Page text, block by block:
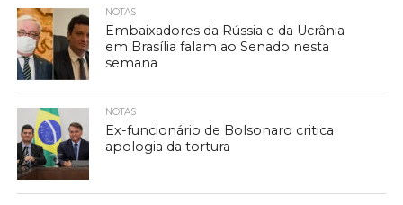
NOTAS
Embaixadores da Rússia e da Ucrânia
em Brasília falam ao Senado nesta
semana
NOTAS
Ex-funcionário de Bolsonaro critica
apologia da tortura